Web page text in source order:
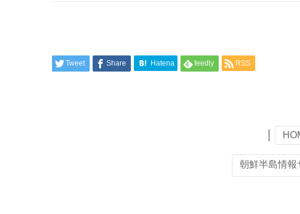
Tweet Share Hatena feedly RSS
朝鮮半島情報